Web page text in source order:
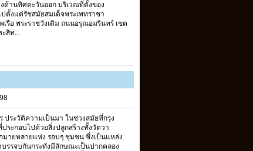
ด้านทิศตะวันออก บริเวณที่ตั้งของ
ตั้งแต่รัชสมัยสมเด็จพระเพทราชา
รือ พระราชวังเดิม ถนนอรุณอมรินทร์ เขต
สิท...
ประวัติความเป็นมา ในช่วงสมัยที่กรุง
ระกอบไปด้วยสิ่งปลูกสร้างทั้งวัดวา
ายหลายแห่ง รอบๆ ชุมชน ซึ่งเป็นแหล่ง
รรจบกันกระทั่งมีลักษณะเป็นปากคลอง